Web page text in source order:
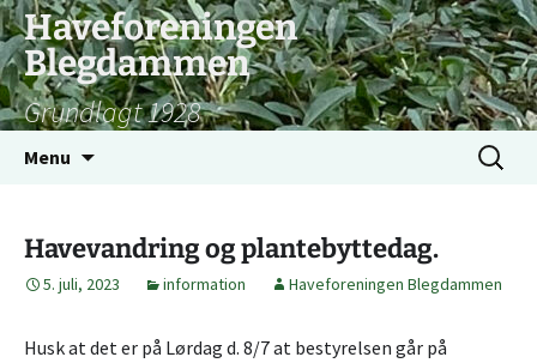
Hop
til
indhold
Haveforeningen
Blegdammen
Grundlagt 1928
Menu
Søg
efter:
Havevandring og plantebyttedag.
5. juli, 2023 information Haveforeningen Blegdammen
Husk at det er på Lørdag d. 8/7 at bestyrelsen går på